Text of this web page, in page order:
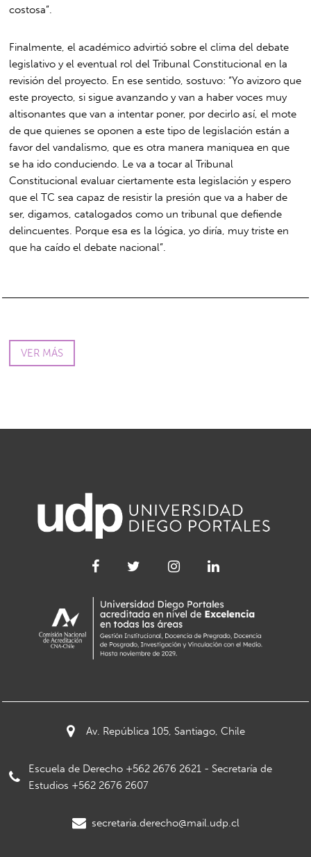
costosa”.
Finalmente, el académico advirtió sobre el clima del debate
legislativo y el eventual rol del Tribunal Constitucional en la
revisión del proyecto. En ese sentido, sostuvo: “Yo avizoro que
este proyecto, si sigue avanzando y van a haber voces muy
altisonantes que van a intentar poner, por decirlo así, el mote
de que quienes se oponen a este tipo de legislación están a
favor del vandalismo, que es otra manera maniquea en que
se ha ido conduciendo. Le va a tocar al Tribunal
Constitucional evaluar ciertamente esta legislación y espero
que el TC sea capaz de resistir la presión que va a haber de
ser, digamos, catalogados como un tribunal que defiende
delincuentes. Porque esa es la lógica, yo diría, muy triste en
que ha caído el debate nacional”.
VER MÁS
Av. República 105, Santiago, Chile
Escuela de Derecho +562 2676 2621 - Secretaría de
Estudios +562 2676 2607
secretaria.derecho@mail.udp.cl